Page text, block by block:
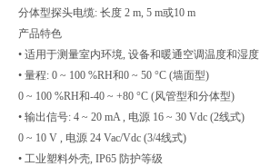
分体型探头电缆: 长度 2 m, 5 m或10 m
产品特色
• 适用于测量室内环境, 设备和暖通空调温度和湿度
• 量程: 0 ~ 100 %RH和0 ~ 50 °C (墙面型)
0 ~ 100 %RH和-40 ~ +80 °C (风管型和分体型)
• 输出信号: 4 ~ 20 mA , 电源 16 ~ 30 Vdc (2线式)
0 ~ 10 V , 电源 24 Vac/Vdc (3/4线式)
• 工业塑料外壳, IP65 防护等级